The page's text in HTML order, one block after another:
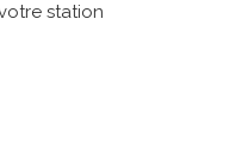
station